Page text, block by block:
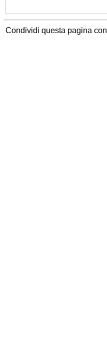
Condividi questa pagina con